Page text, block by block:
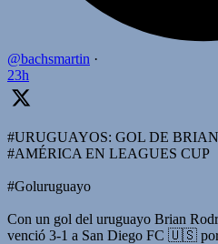
@bachsmartin ·
23h
#URUGUAYOS: GOL DE
#AMÉRICA EN LEAGUES CUP
#Goluruguayo
Con un gol del uruguayo Brian
venció 3-1 a San Diego FC 🇺🇸